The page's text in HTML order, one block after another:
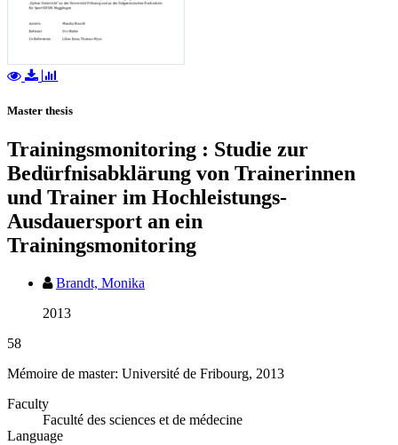
Master thesis
Trainingsmonitoring : Studie zur
Bedürfnisabklärung von Trainerinnen
und Trainer im Hochleistungs-
Ausdauersport an ein
Trainingsmonitoring
Brandt, Monika
2013
58
Mémoire de master: Université de Fribourg, 2013
Faculty
Faculté des sciences et de médecine
Language